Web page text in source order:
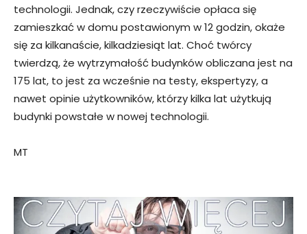
technologii. Jednak, czy rzeczywiście opłaca się
zamieszkać w domu postawionym w 12 godzin, okaże
się za kilkanaście, kilkadziesiąt lat. Choć twórcy
twierdzą, że wytrzymałość budynków obliczana jest na
175 lat, to jest za wcześnie na testy, ekspertyzy, a
nawet opinie użytkowników, którzy kilka lat użytkują
budynki powstałe w nowej technologii.
MT